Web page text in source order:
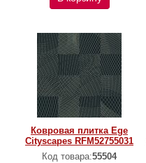
Ковровая плитка Ege
Cityscapes RFM52755031
Код товара:55504